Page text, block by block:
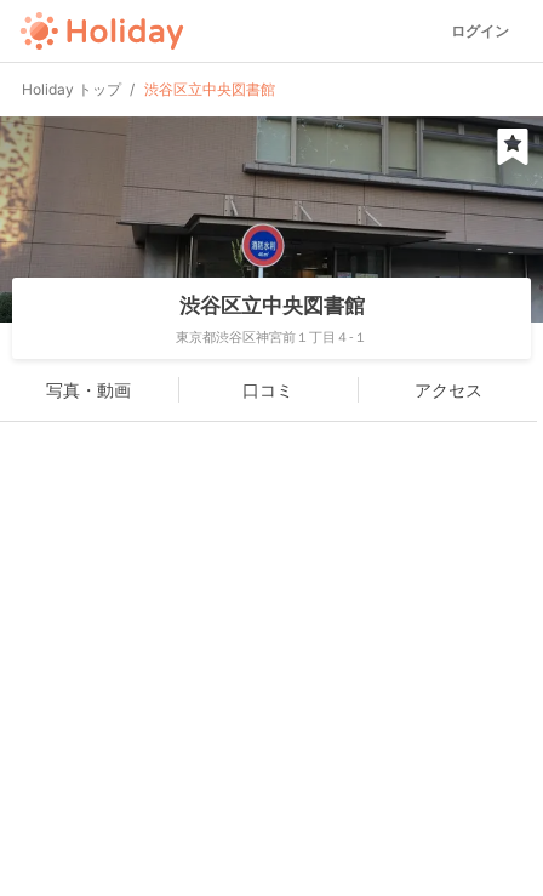
ログイン
Holiday トップ 渋谷区立中央図書館
渋谷区立中央図書館
東京都渋谷区神宮前１丁目４-１
写真・動画 口コミ アクセス